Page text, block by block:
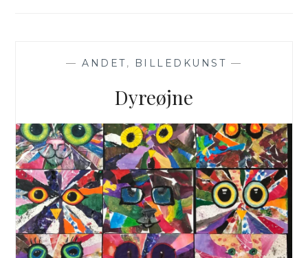
— ANDET, BILLEDKUNST —
Dyreøjne